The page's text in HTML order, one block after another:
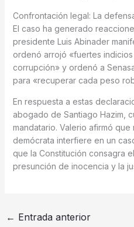
Confrontación legal: La
El caso ha generado
presidente Luis Abinader
ordenó arrojó «fuertes
corrupción» y ordenó a
para «recuperar cada peso
En respuesta a estas
abogado de Santiago Hazim,
mandatario. Valerio afirmó
demócrata interfiere en un
que la Constitución consagra
presunción de inocencia y la
← Entrada anterior